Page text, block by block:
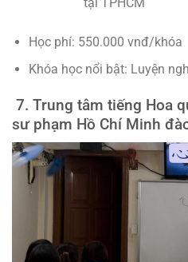
Học phí: 550.000 vnđ/khóa
Khóa học nổi bật: Luyện
7. Trung tâm tiếng Hoa
sư phạm Hồ Chí Minh